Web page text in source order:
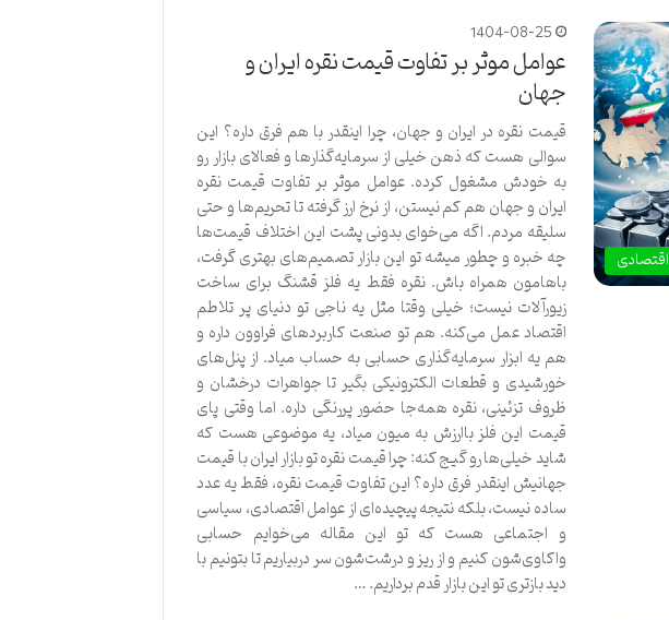
اقتصادی
1404-08-25
عوامل موثر بر تفاوت قیمت نقره ایران و
جهان
قیمت نقره در ایران و جهان، چرا اینقدر با هم فرق داره؟ این
سوالی هست که ذهن خیلی از سرمایه‌گذارها و فعالای بازار رو
به خودش مشغول کرده. عوامل موثر بر تفاوت قیمت نقره
ایران و جهان هم کم نیستن، از نرخ ارز گرفته تا تحریم‌ها و حتی
سلیقه مردم. اگه می‌خوای بدونی پشت این اختلاف قیمت‌ها
چه خبره و چطور میشه تو این بازار تصمیم‌های بهتری گرفت،
باهامون همراه باش. نقره فقط یه فلز قشنگ برای ساخت
زیورآلات نیست؛ خیلی وقتا مثل یه ناجی تو دنیای پر تلاطم
اقتصاد عمل می‌کنه. هم تو صنعت کاربردهای فراوون داره و
هم یه ابزار سرمایه‌گذاری حسابی به حساب میاد. از پنل‌های
خورشیدی و قطعات الکترونیکی بگیر تا جواهرات درخشان و
ظروف تزئینی، نقره همه‌جا حضور پررنگی داره. اما وقتی پای
قیمت این فلز باارزش به میون میاد، یه موضوعی هست که
شاید خیلی‌ها رو گیج کنه: چرا قیمت نقره تو بازار ایران با قیمت
جهانیش اینقدر فرق داره؟ این تفاوت قیمت نقره، فقط یه عدد
ساده نیست، بلکه نتیجه پیچیده‌ای از عوامل اقتصادی، سیاسی
و اجتماعی هست که تو این مقاله می‌خوایم حسابی
واکاوی‌شون کنیم و از ریز و درشت‌شون سر دربیاریم تا بتونیم با
دید بازتری تو این بازار قدم برداریم. …